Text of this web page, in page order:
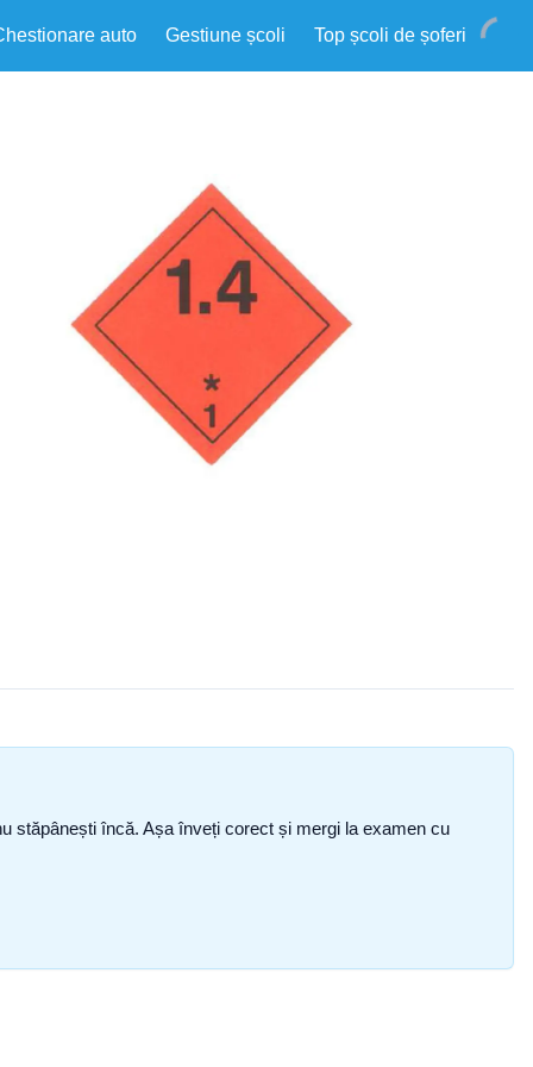
auto Gestiune școli Top școli de șoferi
stăpânești încă. Așa înveți corect și mergi la examen cu